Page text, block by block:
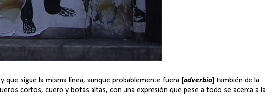
y que sigue la misma línea, aunque probablemente fuera [adverbio] también de la
cortos, cuero y botas altas, con una expresión que pese a todo se acerca a la